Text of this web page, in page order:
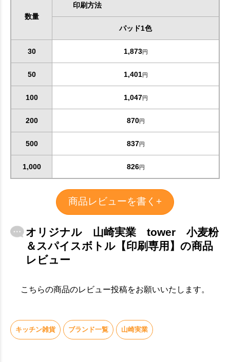
お買い物を続ける カートへ進む
数量
印刷方法
パッド1色
30 1,873円
50 1,401円
100 1,047円
200 870円
500 837円
1,000 826円
商品レビューを書く+
オリジナル 山崎実業 tower 小麦粉
＆スパイスボトル【印刷専用】の商品
レビュー
こちらの商品のレビュー投稿をお願いいたします。
キッチン雑貨 ブランド一覧 山崎実業